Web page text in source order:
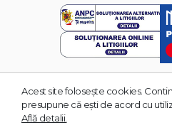
© 2026 Grupul Editorial TREI.
Acest site foloseşte cookies.
presupune că eşti de acord cu
Află detalii.